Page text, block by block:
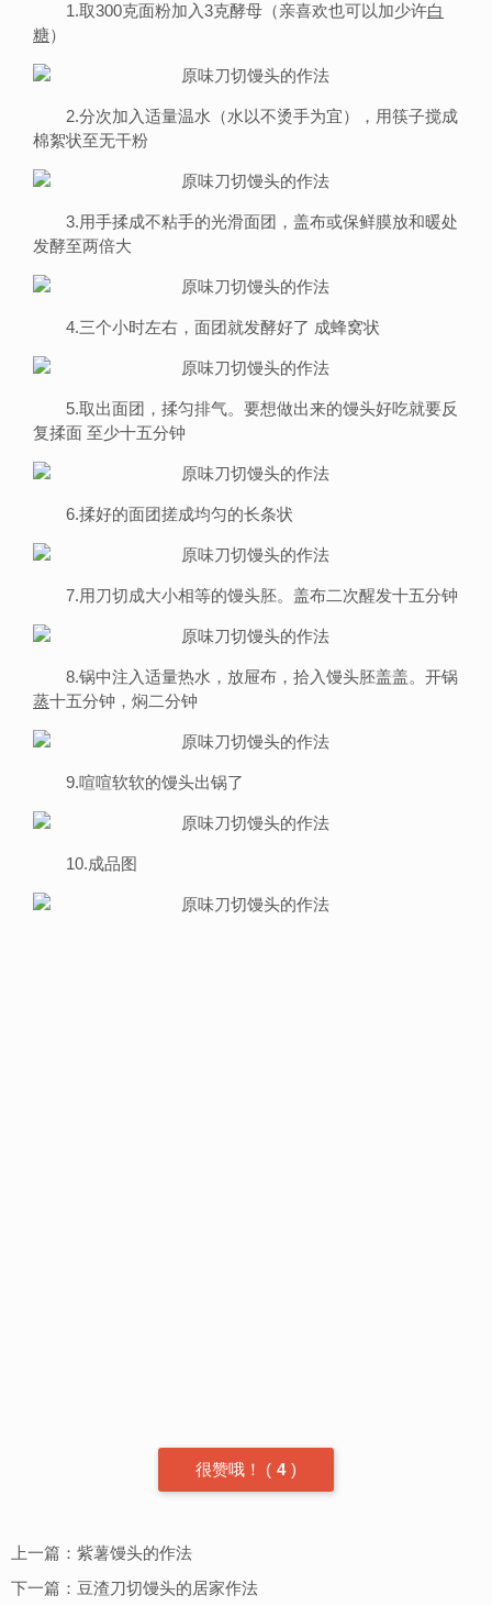
1.取300克面粉加入3克酵母（亲喜欢也可以加少许白
糖）
2.分次加入适量温水（水以不烫手为宜），用筷子搅成
棉絮状至无干粉
3.用手揉成不粘手的光滑面团，盖布或保鲜膜放和暖处
发酵至两倍大
4.三个小时左右，面团就发酵好了 成蜂窝状
5.取出面团，揉匀排气。要想做出来的馒头好吃就要反
复揉面 至少十五分钟
6.揉好的面团搓成均匀的长条状
7.用刀切成大小相等的馒头胚。盖布二次醒发十五分钟
8.锅中注入适量热水，放屉布，拾入馒头胚盖盖。开锅
蒸十五分钟，焖二分钟
9.喧喧软软的馒头出锅了
10.成品图
很赞哦！ ( 4 )
上一篇： 紫薯馒头的作法
下一篇： 豆渣刀切馒头的居家作法